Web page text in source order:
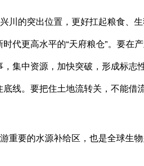
的突出位置，更好扛起粮食、
代更高水平的“天府粮仓”。要在
集中资源，加快突破，形成标志
线。要把住土地流转关，不能借
要的水源补给区，也是全球生